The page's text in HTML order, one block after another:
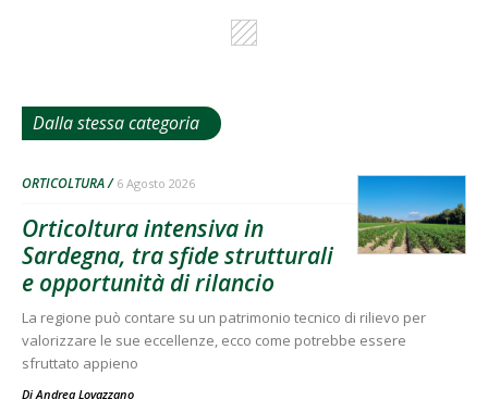
Dalla stessa categoria
ORTICOLTURA 6 Agosto 2026
Orticoltura intensiva in
Sardegna, tra sfide strutturali
e opportunità di rilancio
La regione può contare su un patrimonio tecnico di rilievo per
valorizzare le sue eccellenze, ecco come potrebbe essere
sfruttato appieno
Di Andrea Lovazzano